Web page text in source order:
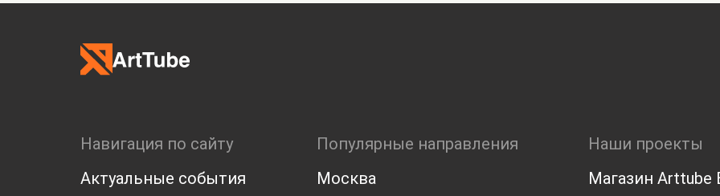
Навигация по сайту
Актуальные события
Популярные направления
Москва
Наши проекты
Магазин Arttube